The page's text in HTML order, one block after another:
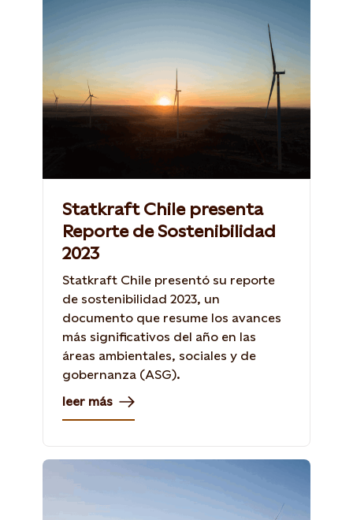
Statkraft Chile presenta
Reporte de Sostenibilidad
2023
Statkraft Chile presentó su reporte
de sostenibilidad 2023, un
documento que resume los avances
más significativos del año en las
áreas ambientales, sociales y de
gobernanza (ASG).
leer más